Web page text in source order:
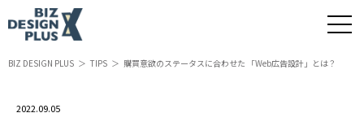
BIZ DESIGN PLUS TIPS 購買意欲のステータスに合わせた 「Web広告設計」とは？
2022.09.05